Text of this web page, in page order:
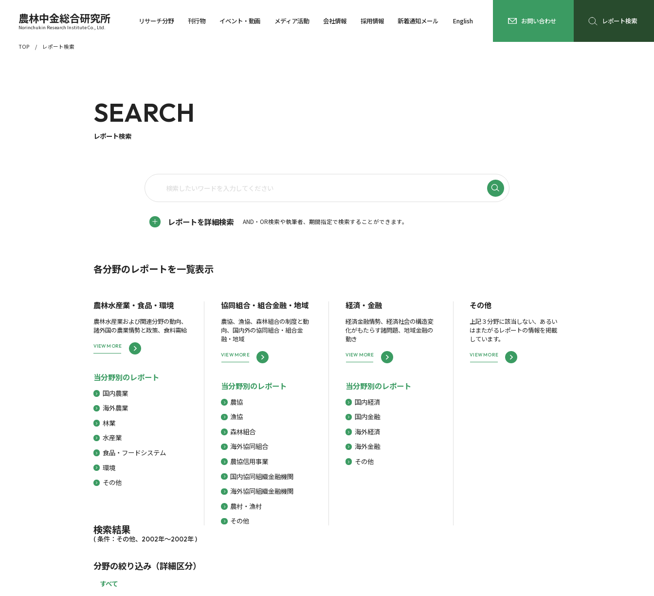
農林中金総合研究所
Norinchukin Research Institute Co., Ltd.
リサーチ分野 刊行物 イベント・動画 メディア活動 会社情報 採用情報 新着通知メール English お問い合わせ レポート検索
TOP レポート検索
SEARCH
レポート検索
レポートを詳細検索 AND・OR検索や執筆者、期間指定で検索することができます。
各分野のレポートを一覧表示
農林水産業・食品・環境
農林水産業および関連分野の動向、
諸外国の農業情勢と政策、食料需給
VIEW MORE
当分野別のレポート
国内農業
海外農業
林業
水産業
食品・フードシステム
環境
その他
協同組合・組合金融・地域
農協、漁協、森林組合の制度と動
向、国内外の協同組合・組合金
融・地域
VIEW MORE
当分野別のレポート
農協
漁協
森林組合
海外協同組合
農協信用事業
国内協同組織金融機関
海外協同組織金融機関
農村・漁村
その他
経済・金融
経済金融情勢、経済社会の構造変
化がもたらす諸問題、地域金融の
動き
VIEW MORE
当分野別のレポート
国内経済
国内金融
海外経済
海外金融
その他
その他
上記３分野に該当しない、あるい
はまたがるレポートの情報を掲載
しています。
VIEW MORE
検索結果
( 条件：その他、2002年～2002年 )
分野の絞り込み（詳細区分）
すべて